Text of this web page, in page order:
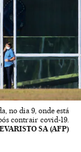
no dia 9, onde está
contrair covid-19.
EVARISTO SA (AFP)